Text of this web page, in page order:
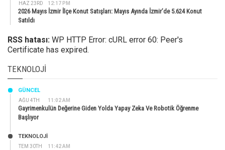
HAZ 23RD 12:17 PM
2026 Mayıs İzmir İlçe Konut Satışları: Mayıs Ayında İzmir’de 5.624 Konut
Satıldı
RSS hatası: WP HTTP Error: cURL error 60: Peer's
Certificate has expired.
TEKNOLOJI
AĞU 4TH 11:02 AM
GÜNCEL
Gayrimenkulün Değerine Giden Yolda Yapay Zeka Ve Robotik Öğrenme
Başlıyor
TEM 30TH 11:42 AM
TEKNOLOJİ